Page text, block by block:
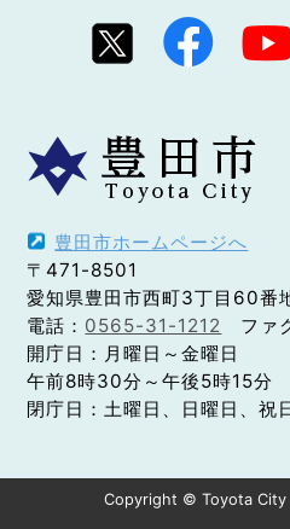
豊田市ホームページへ
〒471-8501
愛知県豊田市西町3丁目60
電話： 0565-31-1212
ファ
開庁日：月曜日～金曜日
午前8時30分～午後5時15分
閉庁日：土曜日、日曜日、祝
Copyright © Toyota City